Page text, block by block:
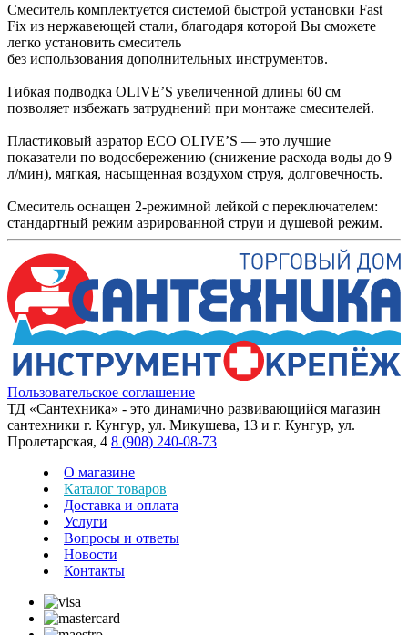
Смеситель комплектуется системой быстрой установки Fast
Fix из нержавеющей стали, благодаря которой Вы сможете
легко установить смеситель
без использования дополнительных инструментов.
Гибкая подводка OLIVE’S увеличенной длины 60 см
позволяет избежать затруднений при монтаже смесителей.
Пластиковый аэратор ECO OLIVE’S — это лучшие
показатели по водосбережению (снижение расхода воды до 9
л/мин), мягкая, насыщенная воздухом струя, долговечность.
Смеситель оснащен 2-режимной лейкой с переключателем:
стандартный режим аэрированной струи и душевой режим.
Пользовательское соглашение
ТД «Сантехника» - это динамично развивающийся магазин
сантехники г. Кунгур, ул. Микушева, 13 и г. Кунгур, ул.
Пролетарская, 4 8 (908) 240-08-73
О магазине
Каталог товаров
Доставка и оплата
Услуги
Вопросы и ответы
Новости
Контакты